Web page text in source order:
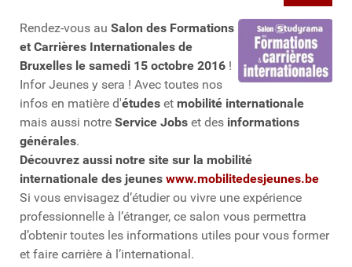
Rendez-vous au Salon des Formations
et Carrières Internationales de
Bruxelles le samedi 15 octobre 2016 !
Infor Jeunes y sera ! Avec toutes nos
infos en matière d'études et mobilité internationale
mais aussi notre Service Jobs et des informations
générales.
Découvrez aussi notre site sur la mobilité
internationale des jeunes www.mobilitedesjeunes.be
Si vous envisagez d’étudier ou vivre une expérience
professionnelle à l’étranger, ce salon vous permettra
d’obtenir toutes les informations utiles pour vous former
et faire carrière à l’international.